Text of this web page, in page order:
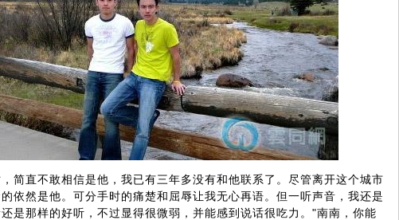
简直不敢相信是他，我已有三年多没有和他联系了。尽管离开这个城市
依然是他。可分手时的痛楚和屈辱让我无心再语。但一听声音，我还是
是那样的好听，不过显得很微弱，并能感到说话很吃力。"南南，你能